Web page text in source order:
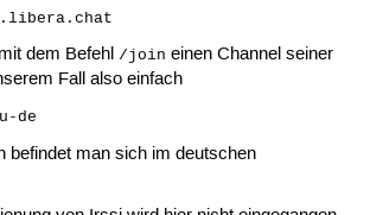
dem Befehl /join einen Channel seiner
Fall also einfach
de
befindet man sich im deutschen